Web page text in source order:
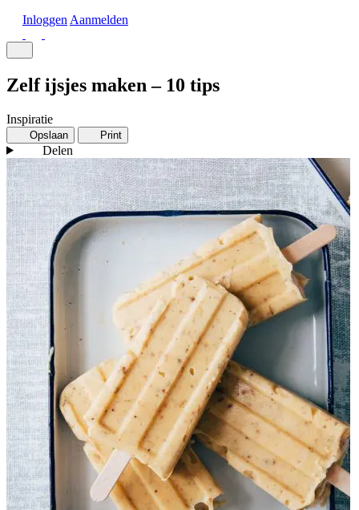
Inloggen Aanmelden
Zelf ijsjes maken – 10 tips
Inspiratie
Opslaan Print
Delen